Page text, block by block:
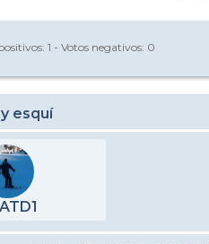
1 - Votos negativos: 0
esquí